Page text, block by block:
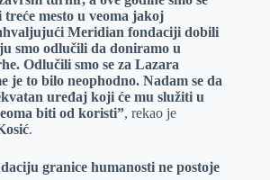
mesto u veoma jakoj
Meridian fondaciji dobili
smo odlučili da doniramo u
Odlučili smo se za Lazara
je to bilo neophodno. Nadam se da
uređaj koji će mu služiti u
biti od koristi”, rekao je
.
granice humanosti ne postoje